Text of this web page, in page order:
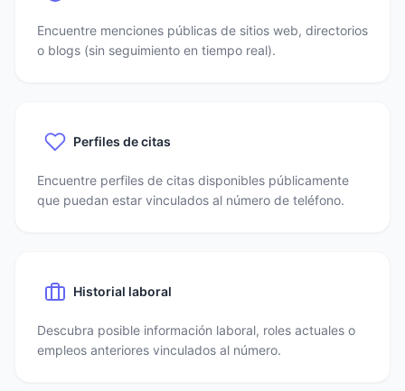
Encuentre menciones públicas de sitios web, directorios
o blogs (sin seguimiento en tiempo real).
Perfiles de citas
Encuentre perfiles de citas disponibles públicamente
que puedan estar vinculados al número de teléfono.
Historial laboral
Descubra posible información laboral, roles actuales o
empleos anteriores vinculados al número.